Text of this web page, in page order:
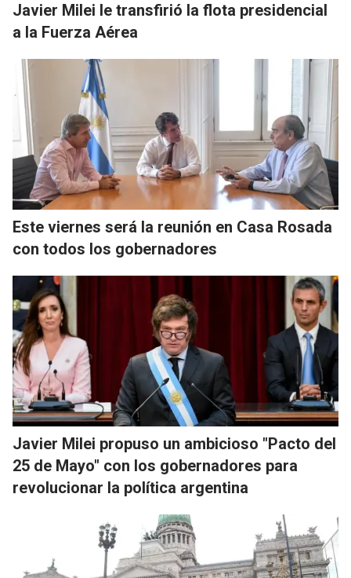
Javier Milei le transfirió la flota presidencial
a la Fuerza Aérea
Este viernes será la reunión en Casa Rosada
con todos los gobernadores
Javier Milei propuso un ambicioso "Pacto del
25 de Mayo" con los gobernadores para
revolucionar la política argentina